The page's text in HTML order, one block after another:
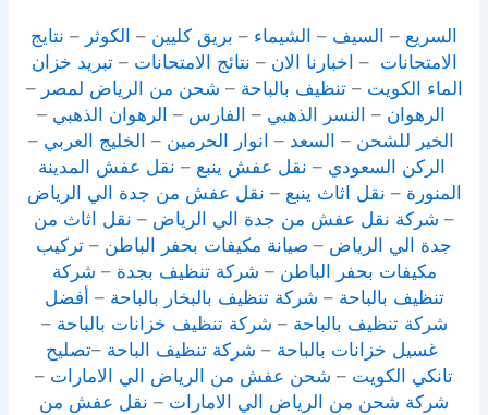
السريع – السيف – الشيماء – بريق كليين – الكوثر – نتايج
الامتحانات – اخبارنا الان – نتائج الامتحانات –تبريد خزان
الماء الكويت –تنظيف بالباحة – شحن من الرياض لمصر –
الرهوان – النسر الذهبي – الفارس – الرهوان الذهبي –
الخير للشحن – السعد – انوار الحرمين – الخليج العربي –
الركن السعودي – نقل عفش ينبع – نقل عفش المدينة
المنورة – نقل اثاث ينبع – نقل عفش من جدة الي الرياض
– شركة نقل عفش من جدة الي الرياض – نقل اثاث من
جدة الي الرياض – صيانة مكيفات بحفر الباطن – تركيب
مكيفات بحفر الباطن – شركة تنظيف بجدة – شركة
تنظيف بالباحة – شركة تنظيف بالبخار بالباحة – أفضل
شركة تنظيف بالباحة – شركة تنظيف خزانات بالباحة –
غسيل خزانات بالباحة – شركة تنظيف الباحة –تصليح
تانكي الكويت – شحن عفش من الرياض الي الامارات –
شركة شحن من الرياض الي الامارات – نقل عفش من